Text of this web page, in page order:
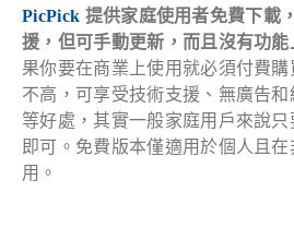
PicPick 提供家庭使用者免費下載
援，但可手動更新，而且沒有功能
果你要在商業上使用就必須付費
不高，可享受技術支援、無廣告和
等好處，其實一般家庭用戶來說只
即可。免費版本僅適用於個人且
用。